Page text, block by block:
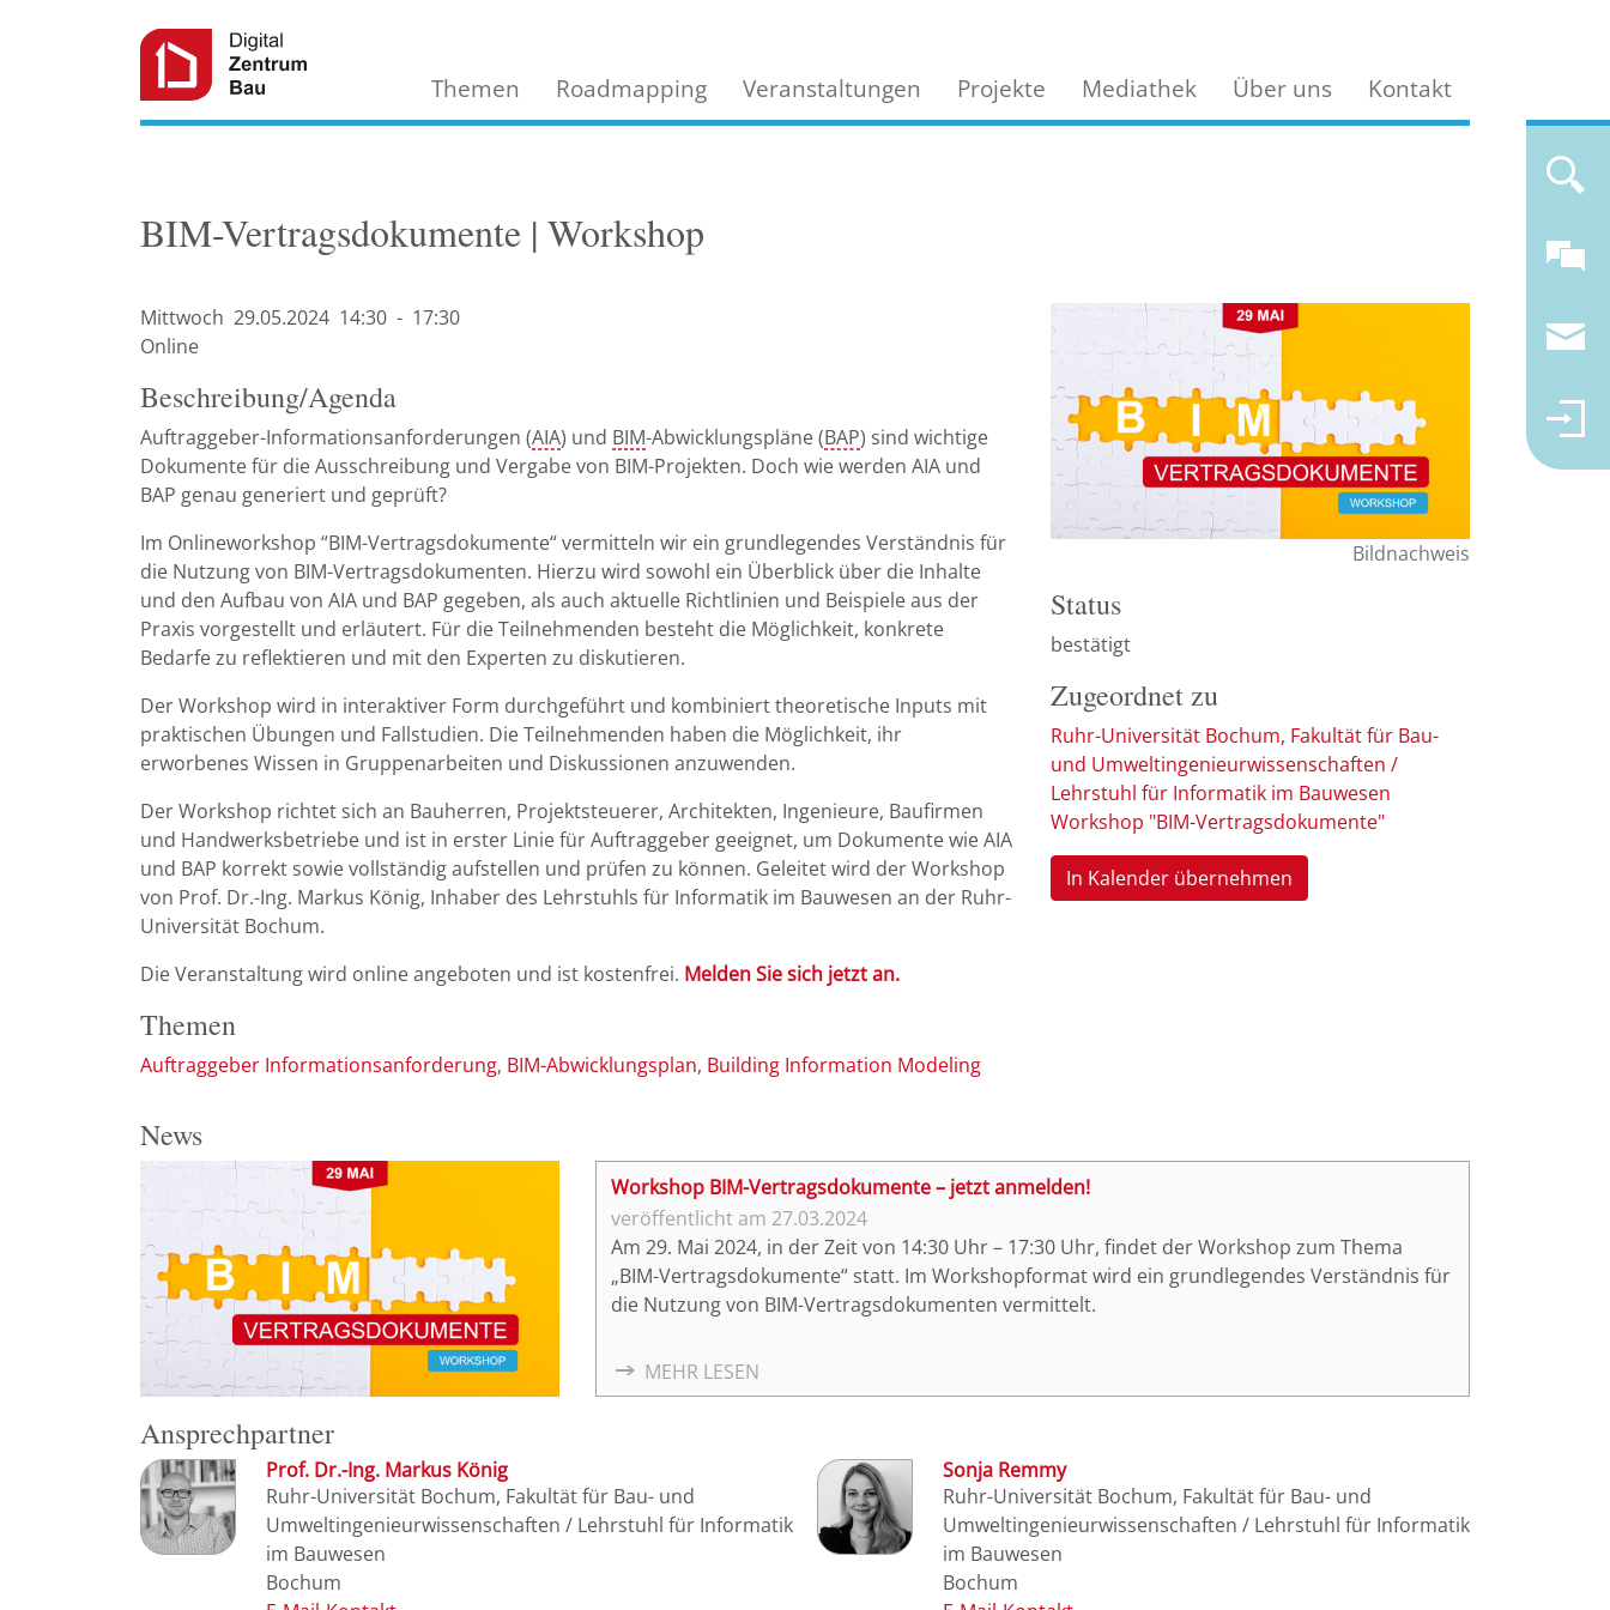
Themen Roadmapping Veranstaltungen Projekte Mediathek Über uns Kontakt
BIM-Vertragsdokumente | Workshop
Mittwoch 29.05.2024 14:30 - 17:30
Online
Beschreibung/Agenda
Auftraggeber-Informationsanforderungen (AIA) und BIM-Abwicklungspläne (BAP) sind wichtige
Dokumente für die Ausschreibung und Vergabe von BIM-Projekten. Doch wie werden AIA und
BAP genau generiert und geprüft?
Im Onlineworkshop “BIM-Vertragsdokumente“ vermitteln wir ein grundlegendes Verständnis für
die Nutzung von BIM-Vertragsdokumenten. Hierzu wird sowohl ein Überblick über die Inhalte
und den Aufbau von AIA und BAP gegeben, als auch aktuelle Richtlinien und Beispiele aus der
Praxis vorgestellt und erläutert. Für die Teilnehmenden besteht die Möglichkeit, konkrete
Bedarfe zu reflektieren und mit den Experten zu diskutieren.
Der Workshop wird in interaktiver Form durchgeführt und kombiniert theoretische Inputs mit
praktischen Übungen und Fallstudien. Die Teilnehmenden haben die Möglichkeit, ihr
erworbenes Wissen in Gruppenarbeiten und Diskussionen anzuwenden.
Der Workshop richtet sich an Bauherren, Projektsteuerer, Architekten, Ingenieure, Baufirmen
und Handwerksbetriebe und ist in erster Linie für Auftraggeber geeignet, um Dokumente wie AIA
und BAP korrekt sowie vollständig aufstellen und prüfen zu können. Geleitet wird der Workshop
von Prof. Dr.-Ing. Markus König, Inhaber des Lehrstuhls für Informatik im Bauwesen an der Ruhr-
Universität Bochum.
Die Veranstaltung wird online angeboten und ist kostenfrei. Melden Sie sich jetzt an.
Themen
Auftraggeber Informationsanforderung BIM-Abwicklungsplan Building Information Modeling
Bildnachweis
Status
bestätigt
Zugeordnet zu
Ruhr-Universität Bochum, Fakultät für Bau-
und Umweltingenieurwissenschaften /
Lehrstuhl für Informatik im Bauwesen
Workshop "BIM-Vertragsdokumente"
In Kalender übernehmen
News
Workshop BIM-Vertragsdokumente – jetzt anmelden!
27.03.2024
Am 29. Mai 2024, in der Zeit von 14:30 Uhr – 17:30 Uhr, findet der Workshop zum Thema
„BIM-Vertragsdokumente“ statt. Im Workshopformat wird ein grundlegendes Verständnis für
die Nutzung von BIM-Vertragsdokumenten vermittelt.
MEHR LESEN
Ansprechpartner
Prof. Dr.-Ing. Markus König
Ruhr-Universität Bochum, Fakultät für Bau- und
Umweltingenieurwissenschaften / Lehrstuhl für Informatik
im Bauwesen
Bochum
Sonja Remmy
Ruhr-Universität Bochum, Fakultät für Bau- und
Umweltingenieurwissenschaften / Lehrstuhl für Informatik
im Bauwesen
Bochum